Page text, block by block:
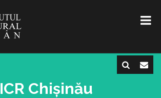
ICR Chișinău